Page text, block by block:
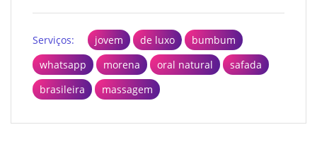
Serviços: jovem de luxo
bumbum
whatsapp
morena oral natural
safada
brasileira
massagem